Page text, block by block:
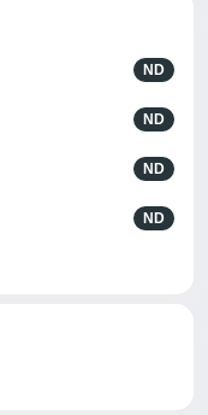
ND
ND
ND
ND